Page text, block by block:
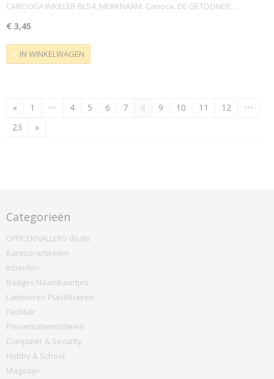
CARCIOCA INKILLER BLS4. MERKNAAM: Carioca. DE GETOONDE…
€ 3,45
IN WINKELWAGEN
« 1 ••• 4 5 6 7 8 9 10 11 12
•••
23
»
Categorieën
OFFICEKNALLERS deals
Kantoorartikelen
Inbinden
Badges Naamkaartjes
Lamineren Plastificeren
Facilitair
Presentatiemiddelen
Computer & Security
Hobby & School
Magazijn